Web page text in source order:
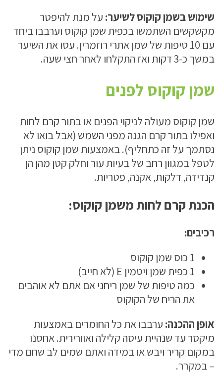
שימוש בשמן קוקוס לשיער: על מנת להיפטר
מקשקשים השתמשו בכפית שמן קוקוס וערבבו ביחד
עם 10 טיפות של שמן אתרי רוזמרין. עסו את השיער
במשך כ-3 דקות ואז התקלחו לאחר חצי שעה.
שמן קוקוס לפנים
שמן קוקוס מעולה לניקוי הפנים או בתור קרם לחות
ואפילו בתור קרם הגנה מפני השמש (אבל בואו לא
נסתמך על זה כתחליף). באמצעות שמן קוקוס ניתן
לטפל במגוון רחב של בעיות עור וחלק קטן מהן הן
קנדידה, דלקות, אקנה, פטריות.
הכנת קרם לחות משמן קוקוס:
רכיבים:
1 כוס שמן קוקוס
1 כפית שמן ויטמין E (לא חייב)
כמה טיפות של שמן ריחני אם אתם לא אוהבים
את הריח של הקוקוס
אופן ההכנה: ערבבו את כל החומרים באמצעות
מיקסר עד שנהיית עיסה קלילה ואוורירית. אחסנו
במקום קריר ויבש או במידה ואתם שמים לב שחם מדי
– במקרר.